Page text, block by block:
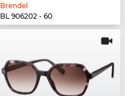
Brendel
BL 906202 - 60